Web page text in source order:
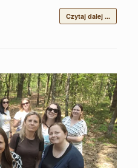
Czytaj dalej ...